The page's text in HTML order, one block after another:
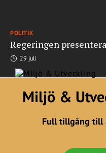
POLITIK
Regeringen
29 juli
Miljö &
Full tillgång till